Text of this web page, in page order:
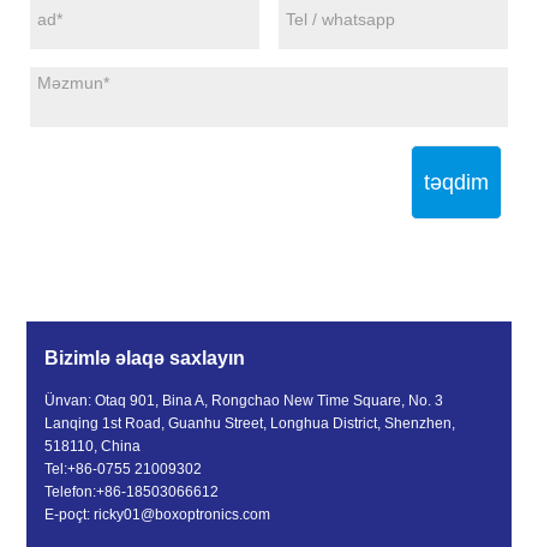
təqdim
Bizimlə əlaqə saxlayın
Ünvan: Otaq 901, Bina A, Rongchao New Time Square, No. 3
Lanqing 1st Road, Guanhu Street, Longhua District, Shenzhen,
518110, China
Tel:+86-0755 21009302
Telefon:+86-18503066612
E-poçt:ricky01@boxoptronics.com